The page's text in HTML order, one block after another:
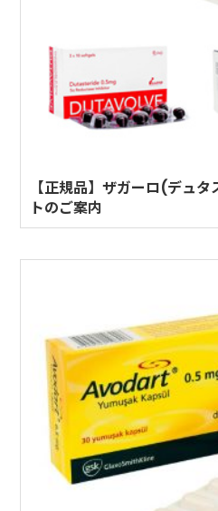
【正規品】ザガーロ(デュ
トのご案内